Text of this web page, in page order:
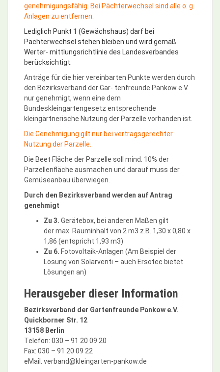
genehmigungsfähig. Bei Pächterwechsel sind alle o. g.
Anlagen zu entfernen.
Lediglich Punkt 1 (Gewächshaus) darf bei
Pächterwechsel stehen bleiben und wird gemäß
Werter- mittlungsrichtlinie des Landesverbandes
berücksichtigt.
Anträge für die hier vereinbarten Punkte werden durch
den Bezirksverband der Gar- tenfreunde Pankow e.V.
nur genehmigt, wenn eine dem
Bundeskleingartengesetz entsprechende
kleingärtnerische Nutzung der Parzelle vorhanden ist.
Die Genehmigung gilt nur bei vertragsgerechter
Nutzung der Parzelle.
Die Beet Fläche der Parzelle soll mind. 10% der
Parzellenfläche ausmachen und darauf muss der
Gemüseanbau überwiegen.
Durch den Bezirksverband werden auf Antrag
genehmigt
Zu 3. Gerätebox, bei anderen Maßen gilt
der max. Rauminhalt von 2 m3 z.B. 1,30 x 0,80 x
1,86 (entspricht 1,93 m3)
Zu 6. Fotovoltaik-Anlagen (Am Beispiel der
Lösung von Solarventi – auch Ersotec bietet
Lösungen an)
Herausgeber dieser Information
Bezirksverband der Gartenfreunde Pankow e.V.
Quickborner Str. 12
13158 Berlin
Telefon: 030 – 91 20 09 20
Fax: 030 – 91 20 09 22
eMail: verband@kleingarten-pankow.de